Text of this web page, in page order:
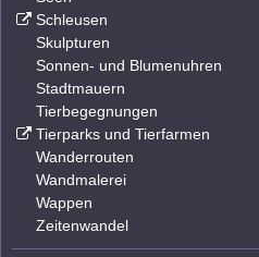
Schleusen
Skulpturen
Sonnen- und Blumenuhren
Stadtmauern
Tierbegegnungen
Tierparks und Tierfarmen
Wanderrouten
Wandmalerei
Wappen
Zeitenwandel